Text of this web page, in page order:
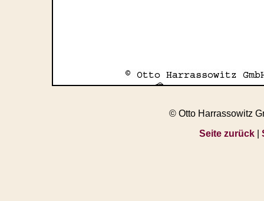
© Otto Harrassowitz
Seite zurück|